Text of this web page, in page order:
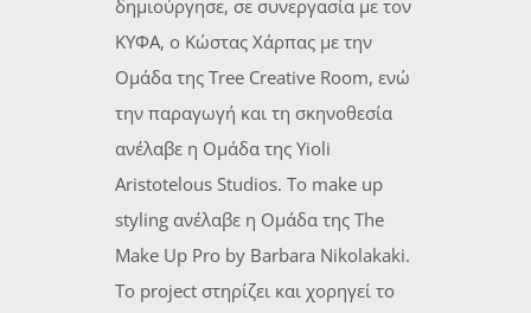
δημιούργησε, σε συνεργασία με τον
ΚΥΦΑ, ο Κώστας Χάρπας με την
Ομάδα της Tree Creative Room, ενώ
την παραγωγή και τη σκηνοθεσία
ανέλαβε η Ομάδα της Yioli
Aristotelous Studios. Το make up
styling ανέλαβε η Ομάδα της The
Make Up Pro by Barbara Nikolakaki.
Το project στηρίζει και χορηγεί το